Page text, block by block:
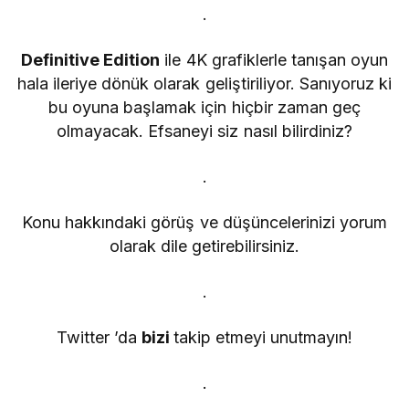
.
Definitive Edition ile 4K grafiklerle tanışan oyun
hala ileriye dönük olarak geliştiriliyor. Sanıyoruz ki
bu oyuna başlamak için hiçbir zaman geç
olmayacak. Efsaneyi siz nasıl bilirdiniz?
.
Konu hakkındaki görüş ve düşüncelerinizi yorum
olarak dile getirebilirsiniz.
.
Twitter ’da bizitakip etmeyi unutmayın!
.